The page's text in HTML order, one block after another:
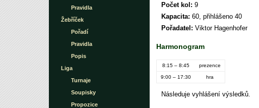
Pravidla
Žebříček
Pořadí
Pravidla
Popis
Liga
Turnaje
Soupisky
Propozice
Počet kol: 9
Kapacita: 60, přihlášeno 40
Pořadatel: Viktor Hagenhofer
Harmonogram
8:15 – 8:45 prezence
9:00 – 17:30 hra
Následuje vyhlášení výsledků.